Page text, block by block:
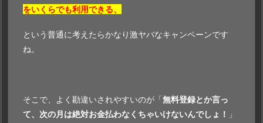
をいくらでも利用できる、
という普通に考えたらかなり激ヤバなキャンペーンです
ね。
そこで、よく勘違いされやすいのが「無料登録とか言っ
て、次の月は絶対お金払わなくちゃいけないんでしょ！ 」